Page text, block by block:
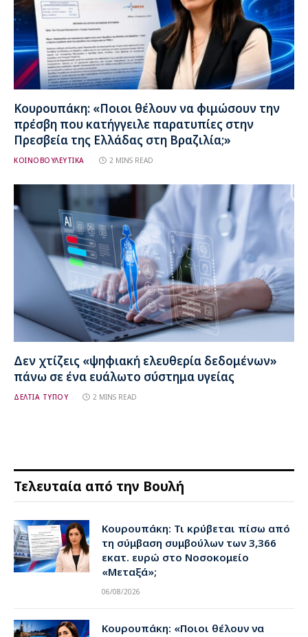
Κουρουπάκη: «Ποιοι θέλουν να φιμώσουν την
πρέσβη που κατήγγειλε παρατυπίες στην
Πρεσβεία της Ελλάδας στη Βραζιλία;»
ΚΟΙΝΟΒΟΥΛΕΥΤΙΚΑ 2 MINS READ
Δεν χτίζεις «ψηφιακή ελευθερία δεδομένων»
πάνω σε ένα ευάλωτο σύστημα υγείας
ΔΕΛΤΙΑ ΤΥΠΟΥ 2 MINS READ
Τελευταία από την Βουλή
Κουρουπάκη: Τι κρύβεται πίσω από
τη σύμβαση συμβούλων των 3,366
εκατ. ευρώ στο Νοσοκομείο
«Μεταξά»;
06/08/2026
Κουρουπάκη: «Ποιοι θέλουν να